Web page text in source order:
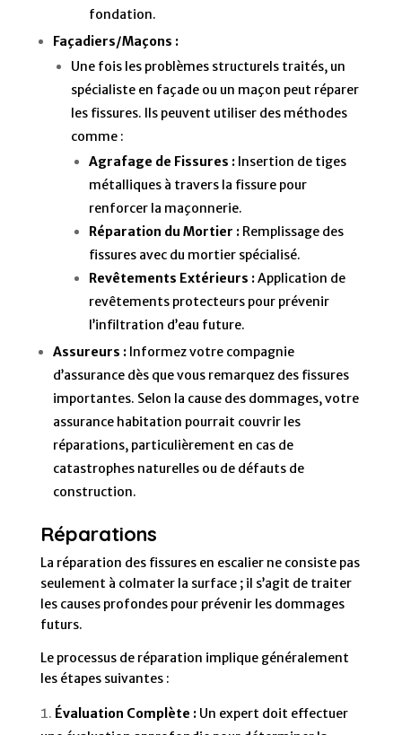
fondation.
Façadiers/Maçons :
Une fois les problèmes structurels traités, un
spécialiste en façade ou un maçon peut réparer
les fissures. Ils peuvent utiliser des méthodes
comme :
Agrafage de Fissures :Insertion de tiges
métalliques à travers la fissure pour
renforcer la maçonnerie.
Réparation du Mortier :Remplissage des
fissures avec du mortier spécialisé.
Revêtements Extérieurs :Application de
revêtements protecteurs pour prévenir
l’infiltration d’eau future.
Assureurs :Informez votre compagnie
d’assurance dès que vous remarquez des fissures
importantes. Selon la cause des dommages, votre
assurance habitation pourrait couvrir les
réparations, particulièrement en cas de
catastrophes naturelles ou de défauts de
construction.
Réparations
La réparation des fissures en escalier ne consiste pas
seulement à colmater la surface ; il s’agit de traiter
les causes profondes pour prévenir les dommages
futurs.
Le processus de réparation implique généralement
les étapes suivantes :
Évaluation Complète :Un expert doit effectuer